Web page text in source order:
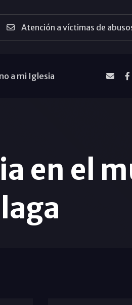
Atención a víctimas de
a mi Iglesia
en el